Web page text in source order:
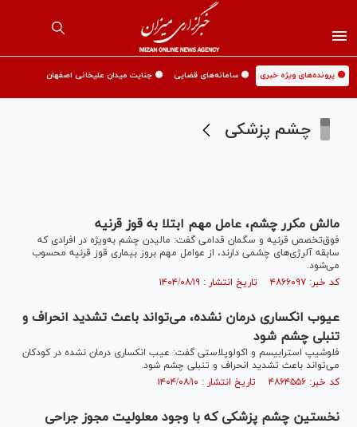
🟡 پرونده‌های ویژه خبری 🟡 سامانه‌های قضایی 🟡 جنایت میدان علیخانی اصفهان
چشم پزشکی
مالش مکرر چشم، عامل مهم ابتلا به قوز قرنیه
فوق‌تخصص قرنیه و سگمان قدامی گفت: مالیدن چشم به‌ویژه در افرادی که
سابقه آلرژی‌های چشمی دارند، از عوامل مهم بروز بیماری قوز قرنیه محسوب
می‌شود.
کد خبر: ۴۸۶۶۰۹۷ تاریخ انتشار : ۱۴۰۴/۰۸/۱۹
عیوب انکساری درمان نشده، می‌تواند باعث تشدید انحراف و
تنبلی چشم شود
فلوشیپ استرابیسم و اکولوپلاستی گفت: عیب انکساری درمان نشده در کودکان
می‌تواند باعث تشدید انحراف و تنبلی چشم شود.
کد خبر: ۴۸۶۴۵۵۶ تاریخ انتشار : ۱۴۰۴/۰۸/۱۰
نخستین چشم پزشکی که با وجود معلولیت مجوز جراحی